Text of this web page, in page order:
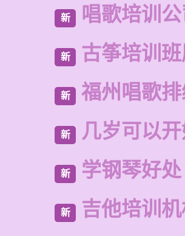
新 唱歌培训公
新 古筝培训
新 福州唱歌
新 几岁可以
新 学钢琴好处
新 吉他培训